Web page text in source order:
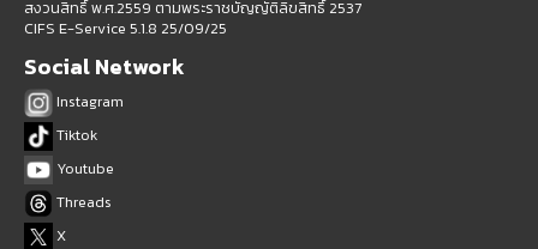
สงวนสิทธิ์ พ.ศ.2559 ตามพระราชบัญญัติลิขสิทธิ์ 2537
CIFS E-Service 5.1.8 25/09/25
Social Network
Instagram
Tiktok
Youtube
Threads
X